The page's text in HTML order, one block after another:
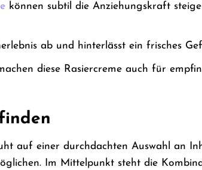
können subtil die Anziehungskraft
ab und hinterlässt ein frisches
diese Rasiercreme auch für
auf einer durchdachten Auswahl an
Im Mittelpunkt steht die